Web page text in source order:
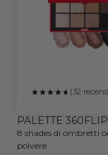
(32
PALETTE 360FLIP
8 shades di ombretti
polvere